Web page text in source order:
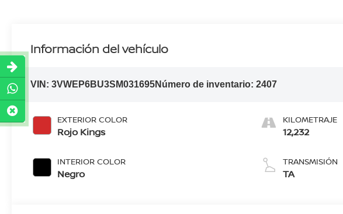
Información del vehículo
VIN:3VWEP6BU3SM031695Número de inventario:2407
EXTERIOR COLOR
Rojo Kings
INTERIOR COLOR
Negro
KILOMETRAJE
12,232
TRANSMISIÓN
TA